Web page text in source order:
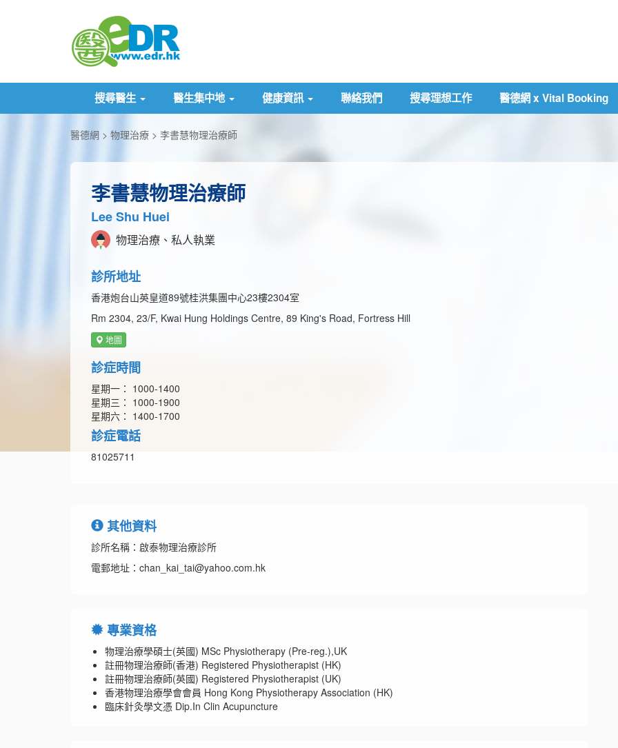
搜尋醫生 醫生集中地 健康資訊 聯絡我們 搜尋理想工作 醫德網 x Vital Booking
醫德網 物理治療 李書慧物理治療師
李書慧物理治療師
Lee Shu Huei
物理治療、私人執業
診所地址
香港炮台山英皇道89號桂洪集團中心23樓2304室
Rm 2304, 23/F, Kwai Hung Holdings Centre, 89 King's Road, Fortress Hill
地圖
診症時間
星期一： 1000-1400
星期三： 1000-1900
星期六： 1400-1700
診症電話
81025711
其他資料
診所名稱：啟泰物理治療診所
電郵地址：chan_kai_tai@yahoo.com.hk
專業資格
物理治療學碩士(英國) MSc Physiotherapy (Pre-reg.),UK
註冊物理治療師(香港) Registered Physiotherapist (HK)
註冊物理治療師(英國) Registered Physiotherapist (UK)
香港物理治療學會會員 Hong Kong Physiotherapy Association (HK)
臨床針灸學文憑 Dip.In Clin Acupuncture